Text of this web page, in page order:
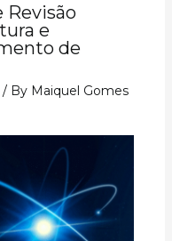
Revisão
e
de
By Maiquel Gomes